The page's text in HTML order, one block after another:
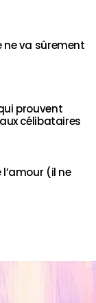
ne va sûrement
prouvent
célibataires
(il ne